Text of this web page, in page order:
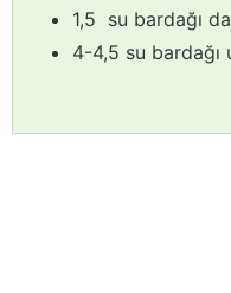
1,5 su bardağı
4-4,5 su bardağı